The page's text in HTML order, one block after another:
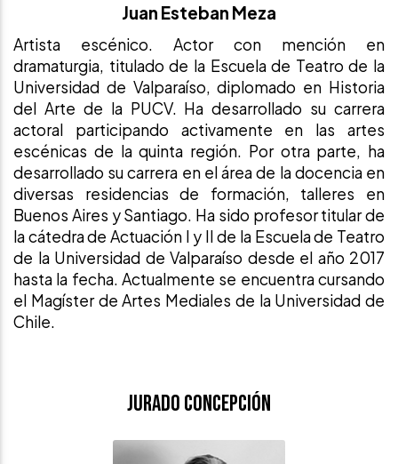
Juan Esteban Meza
Artista escénico. Actor con mención en
dramaturgia, titulado de la Escuela de Teatro de la
Universidad de Valparaíso, diplomado en Historia
del Arte de la PUCV. Ha desarrollado su carrera
actoral participando activamente en las artes
escénicas de la quinta región. Por otra parte, ha
desarrollado su carrera en el área de la docencia en
diversas residencias de formación, talleres en
Buenos Aires y Santiago. Ha sido profesor titular de
la cátedra de Actuación I y II de la Escuela de Teatro
de la Universidad de Valparaíso desde el año 2017
hasta la fecha. Actualmente se encuentra cursando
el Magíster de Artes Mediales de la Universidad de
Chile.
Jurado Concepción